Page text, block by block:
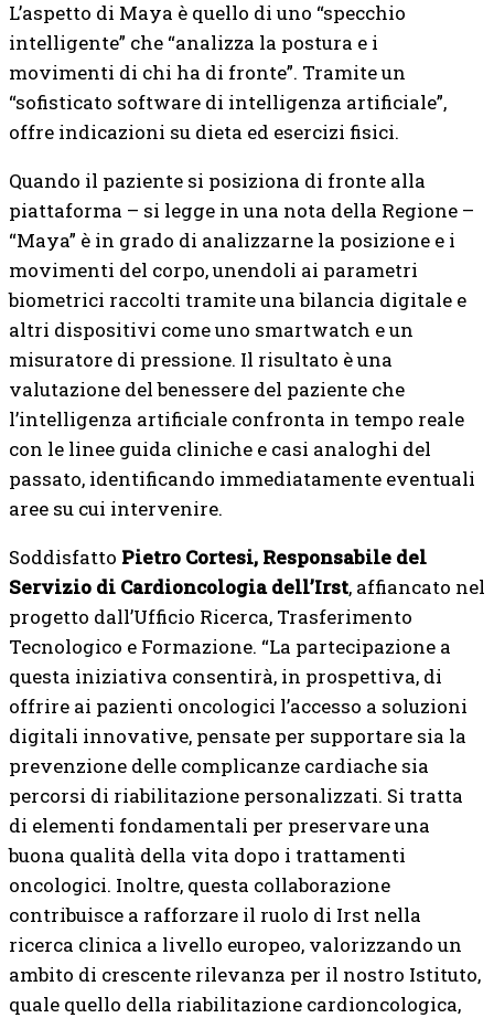
L’aspetto di Maya è quello di uno “specchio
intelligente” che “analizza la postura e i
movimenti di chi ha di fronte”. Tramite un
“sofisticato software di intelligenza artificiale”,
offre indicazioni su dieta ed esercizi fisici.
Quando il paziente si posiziona di fronte alla
piattaforma – si legge in una nota della Regione –
“Maya” è in grado di analizzarne la posizione e i
movimenti del corpo, unendoli ai parametri
biometrici raccolti tramite una bilancia digitale e
altri dispositivi come uno smartwatch e un
misuratore di pressione. Il risultato è una
valutazione del benessere del paziente che
l’intelligenza artificiale confronta in tempo reale
con le linee guida cliniche e casi analoghi del
passato, identificando immediatamente eventuali
aree su cui intervenire.
Soddisfatto Pietro Cortesi, Responsabile del
Servizio di Cardioncologia dell’Irst, affiancato nel
progetto dall’Ufficio Ricerca, Trasferimento
Tecnologico e Formazione. “La partecipazione a
questa iniziativa consentirà, in prospettiva, di
offrire ai pazienti oncologici l’accesso a soluzioni
digitali innovative, pensate per supportare sia la
prevenzione delle complicanze cardiache sia
percorsi di riabilitazione personalizzati. Si tratta
di elementi fondamentali per preservare una
buona qualità della vita dopo i trattamenti
oncologici. Inoltre, questa collaborazione
contribuisce a rafforzare il ruolo di Irst nella
ricerca clinica a livello europeo, valorizzando un
ambito di crescente rilevanza per il nostro Istituto,
quale quello della riabilitazione cardioncologica,